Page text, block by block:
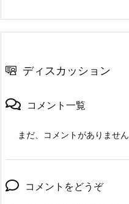
ディスカッション
コメント一覧
まだ、コメントがありません
コメントをどうぞ